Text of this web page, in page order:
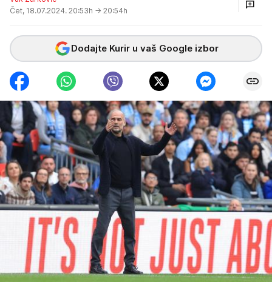
Čet, 18.07.2024. 20:53h → 20:54h
Dodajte Kurir u vaš Google izbor